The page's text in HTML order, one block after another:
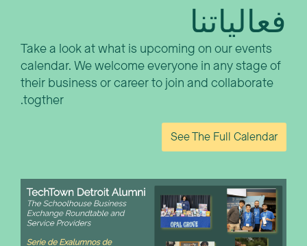
فعالياتنا
Take a look at what is upcoming on our events
calendar. We welcome everyone in any stage of
their business or career to join and collaborate
togther.
See The Full Calendar